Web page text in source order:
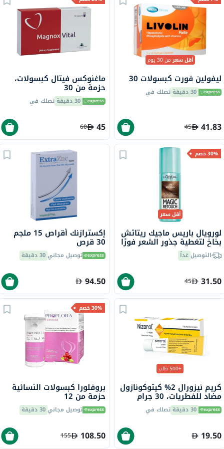
أقل سعرمن 30 يوم
ليفولين فورت كبسولات 30
30 دقيقة تصلك في
41.83
45
ماغنوكس فيتال كبسولات،
حزمة من 30
30 دقيقة تصلك في
45
60
30% خصم
أقل سعر
لورويال باريس ماجيك ريتاتش
بخاخ لتغطية جذور الشعر فورًا
- بني، 75 مل
التوصيلغداً
31.50
45
إكسترازنك أقراص 15 ملجم
30 قرص
توصيل مجاني30 دقيقة
94.50
+500 طلب
كريم نيزورال 2% كيتوكونازول
مضاد للفطريات، 30 جرام
30 دقيقة تصلك في
19.50
30% خصم
بروفلورا كبسولات النسائية
حزمة من 12
توصيل مجاني30 دقيقة
108.50
155